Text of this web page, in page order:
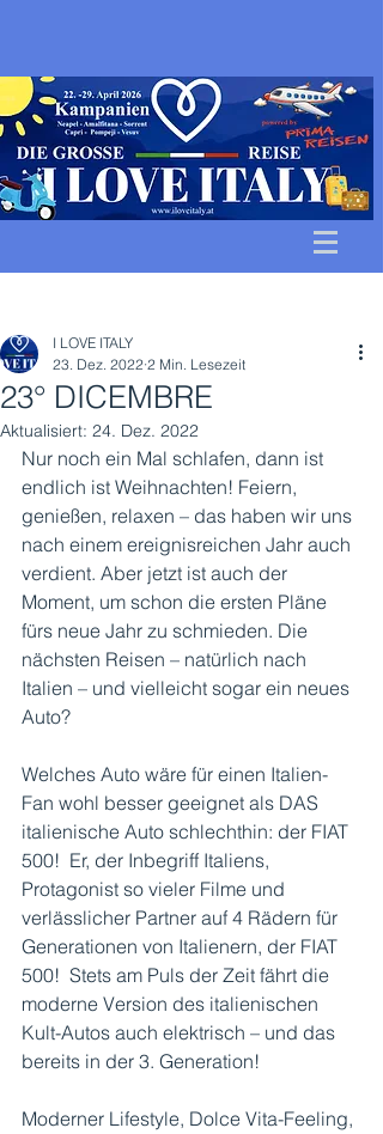
23° DICEMBRE
I LOVE ITALY
23. Dez. 2022 2 Min. Lesezeit
Aktualisiert: 24. Dez. 2022
Nur noch ein Mal schlafen, dann ist
endlich ist Weihnachten! Feiern,
genießen, relaxen – das haben wir uns
nach einem ereignisreichen Jahr auch
verdient. Aber jetzt ist auch der
Moment, um schon die ersten Pläne
fürs neue Jahr zu schmieden. Die
nächsten Reisen – natürlich nach
Italien – und vielleicht sogar ein neues
Auto?
Welches Auto wäre für einen Italien-
Fan wohl besser geeignet als DAS
italienische Auto schlechthin: der FIAT
500!  Er, der Inbegriff Italiens,
Protagonist so vieler Filme und
verlässlicher Partner auf 4 Rädern für
Generationen von Italienern, der FIAT
500!  Stets am Puls der Zeit fährt die
moderne Version des italienischen
Kult-Autos auch elektrisch – und das
bereits in der 3. Generation!
Moderner Lifestyle, Dolce Vita-Feeling,